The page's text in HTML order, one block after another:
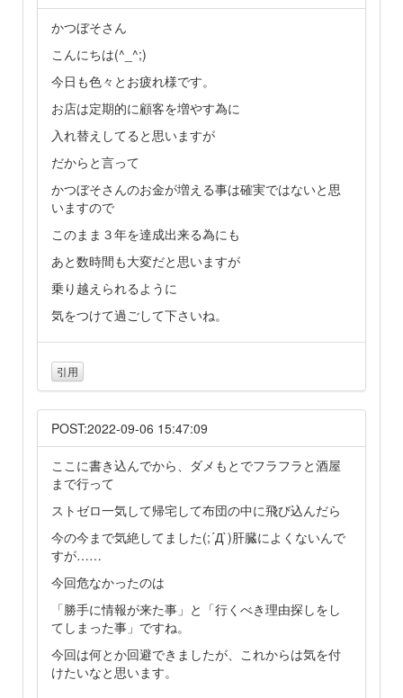
かつぼそさん
こんにちは(^_^;)
今日も色々とお疲れ様です。
お店は定期的に顧客を増やす為に
入れ替えしてると思いますが
だからと言って
かつぼそさんのお金が増える事は確実ではないと思
いますので
このまま３年を達成出来る為にも
あと数時間も大変だと思いますが
乗り越えられるように
気をつけて過ごして下さいね。
引用
POST:2022-09-06 15:47:09
ここに書き込んでから、ダメもとでフラフラと酒屋
まで行って
ストゼロ一気して帰宅して布団の中に飛び込んだら
今の今まで気絶してました(;´Д`)肝臓によくないんで
すが……
今回危なかったのは
「勝手に情報が来た事」と「行くべき理由探しをし
てしまった事」ですね。
今回は何とか回避できましたが、これからは気を付
けたいなと思います。